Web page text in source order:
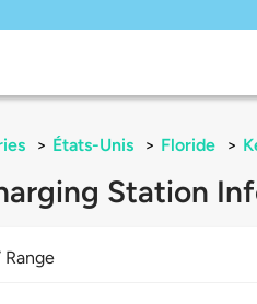
> États-Unis > Floride >
Station
Range